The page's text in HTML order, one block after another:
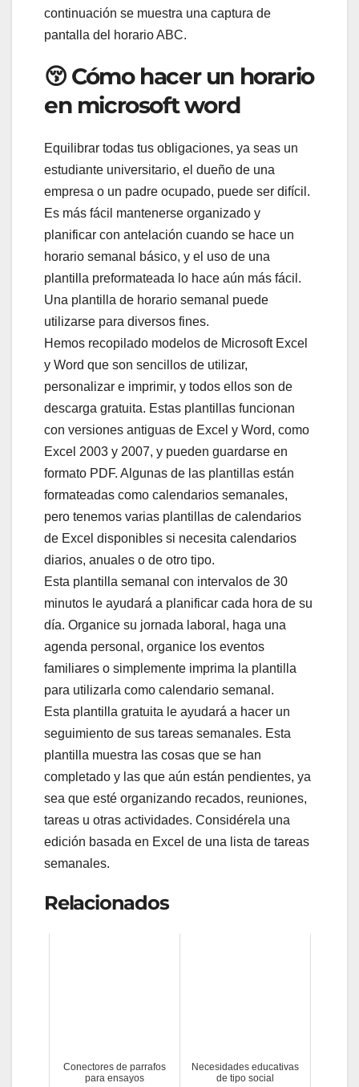
continuación se muestra una captura de
pantalla del horario ABC.
😚 Cómo hacer un horario
en microsoft word
Equilibrar todas tus obligaciones, ya seas un
estudiante universitario, el dueño de una
empresa o un padre ocupado, puede ser difícil.
Es más fácil mantenerse organizado y
planificar con antelación cuando se hace un
horario semanal básico, y el uso de una
plantilla preformateada lo hace aún más fácil.
Una plantilla de horario semanal puede
utilizarse para diversos fines.
Hemos recopilado modelos de Microsoft Excel
y Word que son sencillos de utilizar,
personalizar e imprimir, y todos ellos son de
descarga gratuita. Estas plantillas funcionan
con versiones antiguas de Excel y Word, como
Excel 2003 y 2007, y pueden guardarse en
formato PDF. Algunas de las plantillas están
formateadas como calendarios semanales,
pero tenemos varias plantillas de calendarios
de Excel disponibles si necesita calendarios
diarios, anuales o de otro tipo.
Esta plantilla semanal con intervalos de 30
minutos le ayudará a planificar cada hora de su
día. Organice su jornada laboral, haga una
agenda personal, organice los eventos
familiares o simplemente imprima la plantilla
para utilizarla como calendario semanal.
Esta plantilla gratuita le ayudará a hacer un
seguimiento de sus tareas semanales. Esta
plantilla muestra las cosas que se han
completado y las que aún están pendientes, ya
sea que esté organizando recados, reuniones,
tareas u otras actividades. Considérela una
edición basada en Excel de una lista de tareas
semanales.
Relacionados
Conectores de parrafos
para ensayos
Necesidades educativas
de tipo social